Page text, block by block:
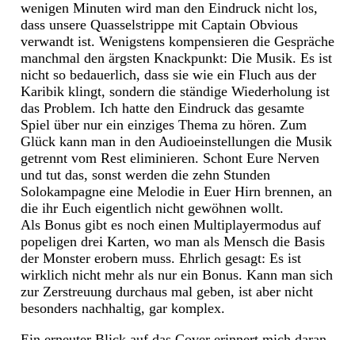
wenigen Minuten wird man den Eindruck nicht los,
dass unsere Quasselstrippe mit Captain Obvious
verwandt ist. Wenigstens kompensieren die Gespräche
manchmal den ärgsten Knackpunkt: Die Musik. Es ist
nicht so bedauerlich, dass sie wie ein Fluch aus der
Karibik klingt, sondern die ständige Wiederholung ist
das Problem. Ich hatte den Eindruck das gesamte
Spiel über nur ein einziges Thema zu hören. Zum
Glück kann man in den Audioeinstellungen die Musik
getrennt vom Rest eliminieren. Schont Eure Nerven
und tut das, sonst werden die zehn Stunden
Solokampagne eine Melodie in Euer Hirn brennen, an
die ihr Euch eigentlich nicht gewöhnen wollt.
Als Bonus gibt es noch einen Multiplayermodus auf
popeligen drei Karten, wo man als Mensch die Basis
der Monster erobern muss. Ehrlich gesagt: Es ist
wirklich nicht mehr als nur ein Bonus. Kann man sich
zur Zerstreuung durchaus mal geben, ist aber nicht
besonders nachhaltig, gar komplex.